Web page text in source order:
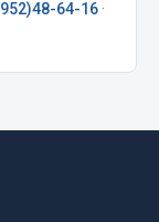
64-16 ·